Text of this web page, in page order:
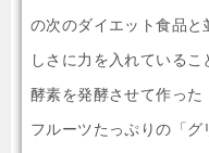
の次のダイエット食品
しさに力を入れているこ
酵素を発酵させて作った
フルーツたっぷりの「グ